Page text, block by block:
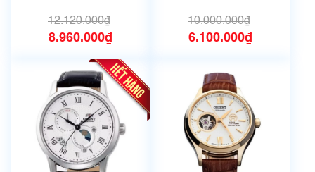
43.5mm| Mã số
6368
12.120.000₫
8.960.000₫
42.5mm | Mã số
6325
10.000.000₫
6.100.000₫